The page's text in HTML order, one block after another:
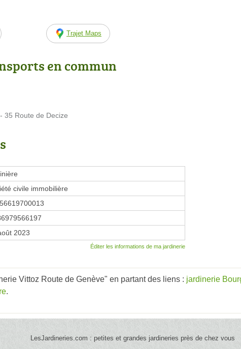
Trajet Maps
en commun
35 Route de Decize
civile immobilière
2023
Éditer les informations de ma jardinerie
Vittoz Route de Genève" en partant des liens : jardinerie
.
LesJardineries.com : petites et grandes jardineries près de chez vous